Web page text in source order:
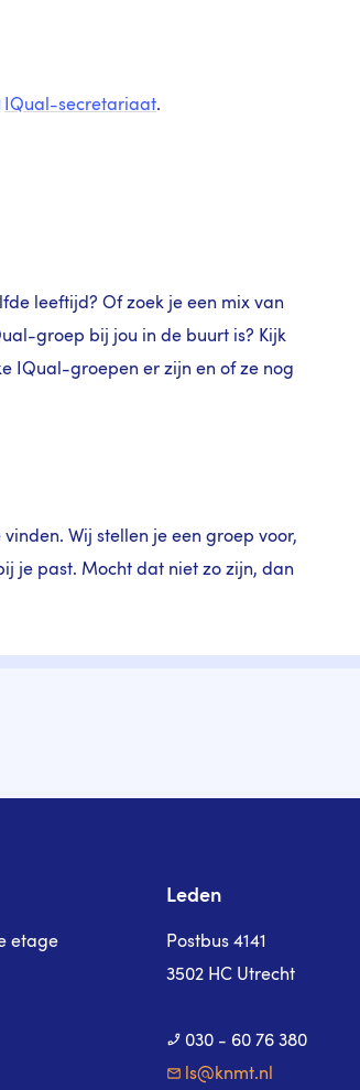
IQual-secretariaat.
leeftijd? Of zoek je een mix van
groep bij jou in de buurt is? Kijk
IQual-groepen er zijn en of ze nog
Wij stellen je een groep voor,
je past. Mocht dat niet zo zijn, dan
etage
Leden
Postbus 4141
3502 HC Utrecht
030 - 60 76 380
ls@knmt.nl